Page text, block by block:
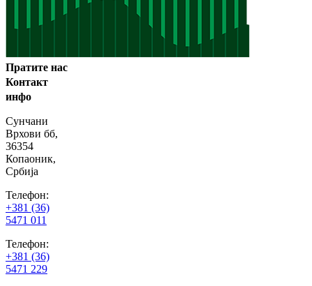
Пратите нас
Контакт
инфо
Сунчани
Врхови бб,
36354
Копаоник,
Србија
Телефон:
+381 (36)
5471 011
Телефон:
+381 (36)
5471 229